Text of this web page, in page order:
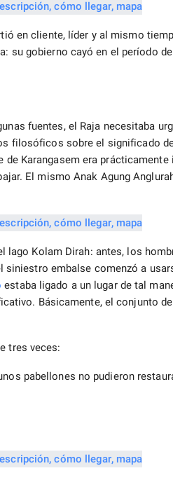
en cliente, líder y al mismo
su gobierno cayó en el período
fuentes, el Raja necesitaba
filosóficos sobre el significado
Karangasem era
El mismo Anak Agung
lago Kolam Dirah: antes, los
embalse comenzó a
estaba ligado a un lugar de tal
Básicamente, el conjunto
tres veces:
pabellones no pudieron